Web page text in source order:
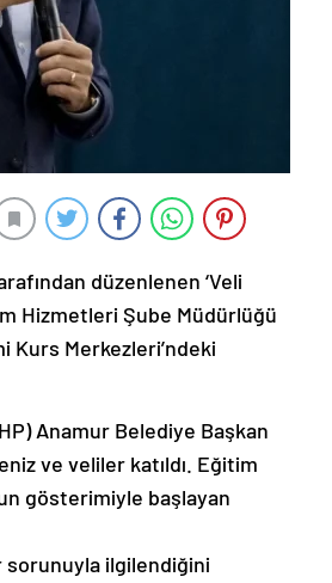
düzenlenen ‘Veli
Hizmetleri Şube Müdürlüğü
Kurs Merkezleri’ndeki
Anamur Belediye Başkan
ve veliler katıldı. Eğitim
gösterimiyle başlayan
sorunuyla ilgilendiğini